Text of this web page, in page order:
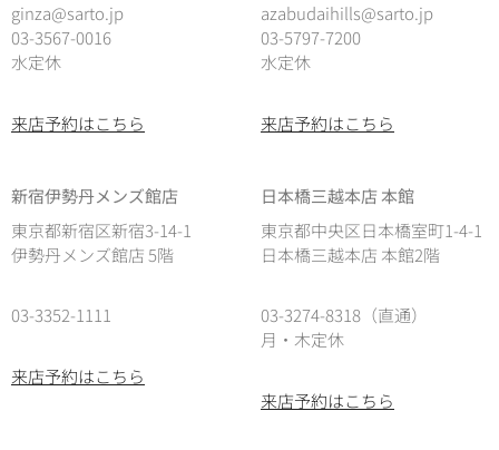
ginza@sarto.jp
03-3567-0016
水定休
来店予約はこちら
azabudaihills@sarto.jp
03-5797-7200
水定休
来店予約はこちら
新宿伊勢丹メンズ館店
東京都新宿区新宿3-14-1
伊勢丹メンズ館店 5階
03-3352-1111
来店予約はこちら
日本橋三越本店 本館
東京都中央区日本橋室町1-4-1
日本橋三越本店 本館2階
03-3274-8318（直通）
月・木定休
来店予約はこちら